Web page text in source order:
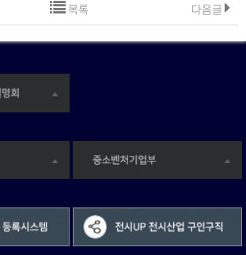
다음글
목록